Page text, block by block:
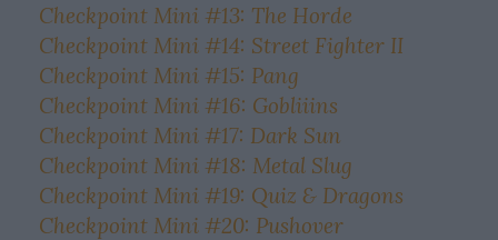
Checkpoint Mini #13: The Horde
Checkpoint Mini #14: Street Fighter II
Checkpoint Mini #15: Pang
Checkpoint Mini #16: Gobliiins
Checkpoint Mini #17: Dark Sun
Checkpoint Mini #18: Metal Slug
Checkpoint Mini #19: Quiz & Dragons
Checkpoint Mini #20: Pushover